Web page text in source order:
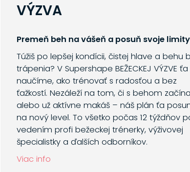
VÝZVA
Premeň beh na vášeň a posuň svoje limity
Túžiš po lepšej kondícii, čistej hlave a behu
trápenia? V Supershape BEŽECKEJ VÝZVE ťa
naučíme, ako trénovať s radosťou a bez
ťažkostí. Nezáleží na tom, či s behom
alebo už aktívne makáš – náš plán ťa
na nový level. To všetko počas 12 týždňov
vedením profi bežeckej trénerky, výživovej
špecialistky a ďalších odborníkov.
Viac info